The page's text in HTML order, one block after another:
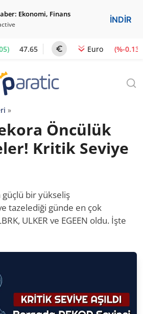
Ekonomi, Finans
İNDİR
47.65 Euro (%-0.13)
»
Öncülük
Kritik Seviye
güçlü bir yükseliş
tazelediği günde en çok
ULKER ve EGEEN oldu. İşte